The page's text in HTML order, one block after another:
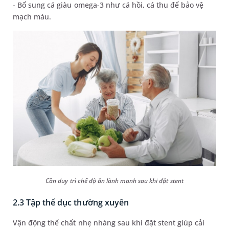
- Bổ sung cá giàu omega-3 như cá hồi, cá thu để bảo vệ
mạch máu.
Cần duy trì chế độ ăn lành mạnh sau khi đặt stent
2.3 Tập thể dục thường xuyên
Vận động thể chất nhẹ nhàng sau khi đặt stent giúp cải